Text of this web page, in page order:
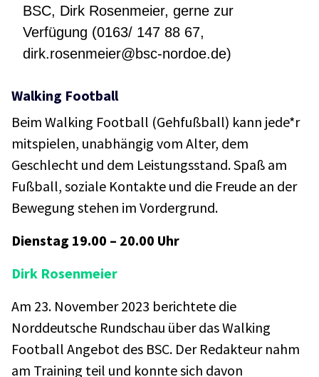
BSC, Dirk Rosenmeier, gerne zur
Verfügung (0163/ 147 88 67,
dirk.rosenmeier@bsc-nordoe.de)
Walking Football
Beim Walking Football (Gehfußball) kann jede*r
mitspielen, unabhängig vom Alter, dem
Geschlecht und dem Leistungsstand. Spaß am
Fußball, soziale Kontakte und die Freude an der
Bewegung stehen im Vordergrund.
Dienstag 19.00 – 20.00 Uhr
Dirk Rosenmeier
Am 23. November 2023 berichtete die
Norddeutsche Rundschau über das Walking
Football Angebot des BSC. Der Redakteur nahm
am Training teil und konnte sich davon